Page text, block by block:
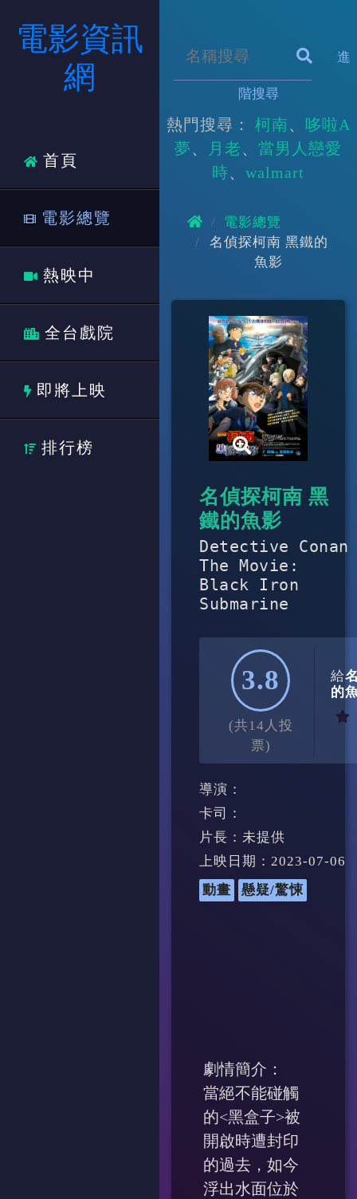
電影資訊
網
首頁
電影總覽
熱映中
全台戲院
即將上映
排行榜
進
階搜尋
熱門搜尋： 柯南
哆啦A
夢
月老
當男人戀愛
時
walmart
電影總覽
名偵探柯南 黑鐵的
魚影
名偵探柯南 黑
鐵的魚影
Detective Conan
The Movie:
Black Iron
Submarine
3.8
(共14人投
票)
給
的
導演：
卡司：
片長：未提供
上映日期：2023-07-06
動畫
懸疑/驚悚
劇情簡介：
當絕不能碰觸
的<黑盒子>被
開啟時遭封印
的過去，如今
浮出水面位於